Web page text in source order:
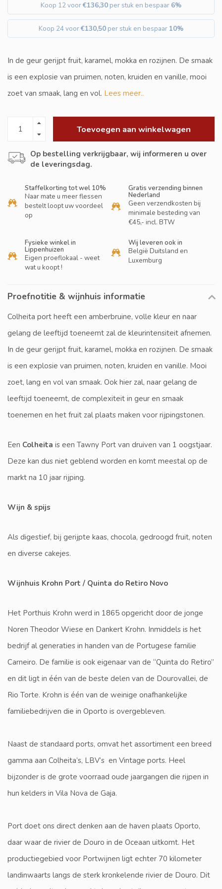
Koop 12 voor€136,30 per stuk en bespaar 6%
Koop 24 voor€130,50 per stuk en bespaar 10%
In de geur gerijpt fruit, karamel, mokka en rozijnen. De smaak
is een explosie van pruimen, noten, kruiden en vanille, mooi
zoet van smaak, lang en vol. Lees meer..
Toevoegen aan winkelwagen
Op bestelling verkrijgbaar, wij informeren u over
de leveringsdag.
Staffelkorting tot wel 10%
Naar mate u meer flessen
bestelt loopt uw voordeel
op
Gratis verzending binnen
Nederland
Geen verzendkosten bij
minimale besteding van
€45,- incl. BTW
Fysieke winkel in
Lippenhuizen
Eigen proeflokaal - weet
wat u koopt !
Wij leveren ook in
België Duitsland en
Luxemburg
Proefnotitie & wijnhuis informatie
Colheita port heeft een amberbruine, volle kleur en naar
gelang de leeftijd toeneemt zal de kleurintensiteit afnemen.
In de geur gerijpt fruit, karamel, mokka en rozijnen. De smaak
is een explosie van pruimen, noten, kruiden en vanille. Mooi
zoet, lang en vol van smaak. Ook hier zal, naar gelang de
leeftijd toeneemt, de complexiteit in geur en smaak
toenemen en het fruit zal plaats maken voor rijpingstonen.
Een Colheita is een Tawny Port van druiven van 1 oogstjaar.
Deze kan dus niet geblend worden en komt meestal op de
markt na 10 jaar rijping.
Wijn & spijs
Als digestief, bij gerijpte kaas, chocola, gedroogd fruit, noten
en diverse cakejes.
Wijnhuis Krohn Port / Quinta do Retiro Novo
Het Porthuis Krohn werd in 1865 opgericht door de jonge
Noren Theodor Wiese en Dankert Krohn. Inmiddels is het
bedrijf al generaties in handen van de Portugese familie
Carneiro. De familie is ook eigenaar van de “Quinta do Retiro”
en dit ligt in één van de beste delen van de Dourovallei, de
Rio Torte. Krohn is één van de weinige onafhankelijke
familiebedrijven die in Oporto is overgebleven.
Naast de standaard ports, omvat het assortiment een breed
gamma aan Colheita’s, LBV’s en Vintage ports. Heel
bijzonder is de grote voorraad oude jaargangen die rijpen in
hun kelders in Vila Nova de Gaja.
Port doet ons direct denken aan de haven plaats Oporto,
daar waar de rivier de Douro in de Oceaan uitkomt. Het
productiegebied voor Portwijnen ligt echter 70 kilometer
landinwaarts langs de sterk kronkelende rivier de Douro. Dit